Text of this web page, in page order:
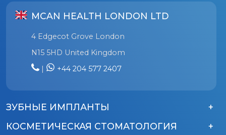
MCAN HEALTH LONDON LTD
4 Edgecot Grove London
N15 5HD United Kingdom
|
+44 204 577 2407
ЗУБНЫЕ ИМПЛАНТЫ
КОСМЕТИЧЕСКАЯ СТОМАТОЛОГИЯ